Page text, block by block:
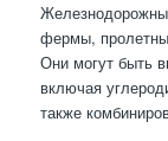
фермы,
Они могут быть
включая
также